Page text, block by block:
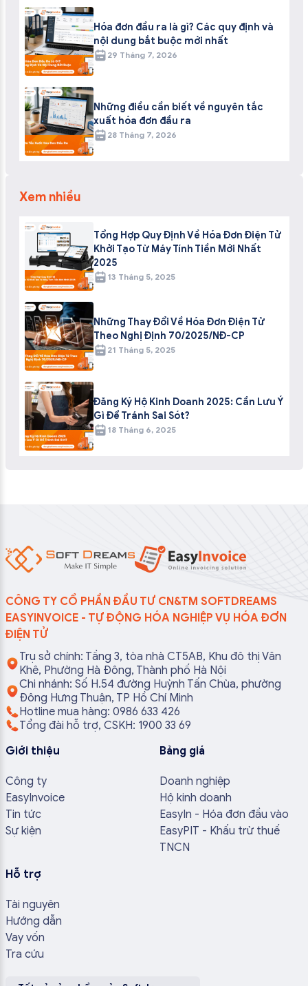
Hóa đơn đầu ra là gì? Các quy định và
nội dung bắt buộc mới nhất
29 Tháng 7, 2026
Những điều cần biết về nguyên tắc
xuất hóa đơn đầu ra
28 Tháng 7, 2026
Xem nhiều
Tổng Hợp Quy Định Về Hóa Đơn Điện Tử
Khởi Tạo Từ Máy Tính Tiền Mới Nhất
2025
13 Tháng 5, 2025
Những Thay Đổi Về Hóa Đơn Điện Tử
Theo Nghị Định 70/2025/NĐ-CP
21 Tháng 5, 2025
Đăng Ký Hộ Kinh Doanh 2025: Cần Lưu Ý
Gì Để Tránh Sai Sót?
18 Tháng 6, 2025
CÔNG TY CỔ PHẦN ĐẦU TƯ CN&TM SOFTDREAMS
EASYINVOICE - TỰ ĐỘNG HÓA NGHIỆP VỤ HÓA ĐƠN
ĐIỆN TỬ
Trụ sở chính: Tầng 3, tòa nhà CT5AB, Khu đô thị Văn
Khê, Phường Hà Đông, Thành phố Hà Nội
Chi nhánh: Số H.54 đường Huỳnh Tấn Chùa, phường
Đông Hưng Thuận, TP Hồ Chí Minh
Hotline mua hàng: 0986 633 426
Tổng đài hỗ trợ, CSKH: 1900 33 69
Giới thiệu
Công ty
EasyInvoice
Tin tức
Sự kiện
Bảng giá
Doanh nghiệp
Hộ kinh doanh
EasyIn - Hóa đơn đầu vào
EasyPIT - Khấu trừ thuế
TNCN
Hỗ trợ
Tài nguyên
Hướng dẫn
Vay vốn
Tra cứu